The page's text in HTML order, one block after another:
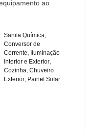
ao
Sanita Química,
Conversor de
Corrente,
Iluminação
Interior e Exterior,
Cozinha, Chuveiro
Exterior, Painel Solar